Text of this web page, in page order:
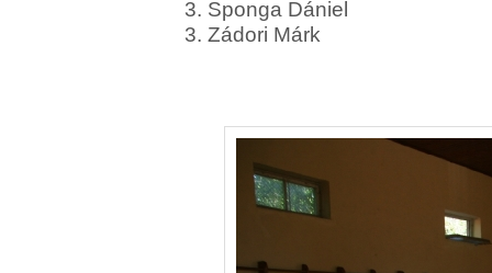
3. Sponga Dániel
3. Zádori Márk